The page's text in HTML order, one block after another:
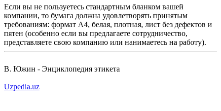
Если вы не пользуетесь стандартным бланком вашей
компании, то бумага должна удовлетворять принятым
требованиям: формат A4, белая, плотная, лист без дефектов и
пятен (особенно если вы предлагаете сотрудничество,
представляете свою компанию или нанимаетесь на работу).
В. Южин - Энциклопедия этикета
Uzpedia.uz